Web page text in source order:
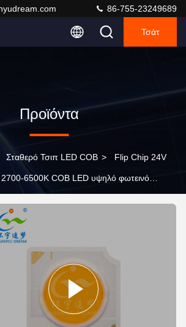
86-755-23249689
Τσάτ
Προϊόντα
Σταθερό Τσιπ LED COB > Flip Chip 24V
6500K COB LED υψηλό φωτεινό